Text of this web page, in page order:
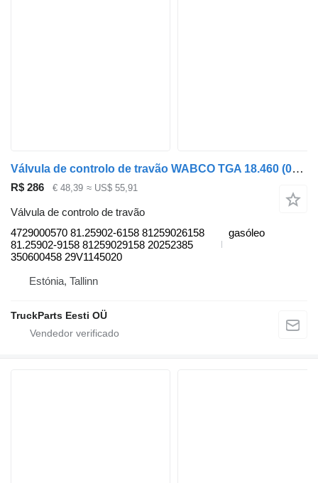
Válvula de controlo de travão WABCO TGA 18.460 (01.00-) 4729000570 para camião tractor MAN 4-series, TGA (1993-2009)
R$ 286 € 48,39 ≈ US$ 55,91
Válvula de controlo de travão
4729000570 81.25902-6158 81259026158
81.25902-9158 81259029158 20252385
350600458 29V1145020
gasóleo
Estónia, Tallinn
TruckParts Eesti OÜ